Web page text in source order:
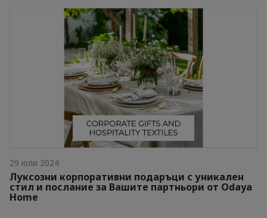
29 юли 2024
Луксозни корпоративни подаръци с уникален
стил и послание за Вашите партньори от Odaya
Home